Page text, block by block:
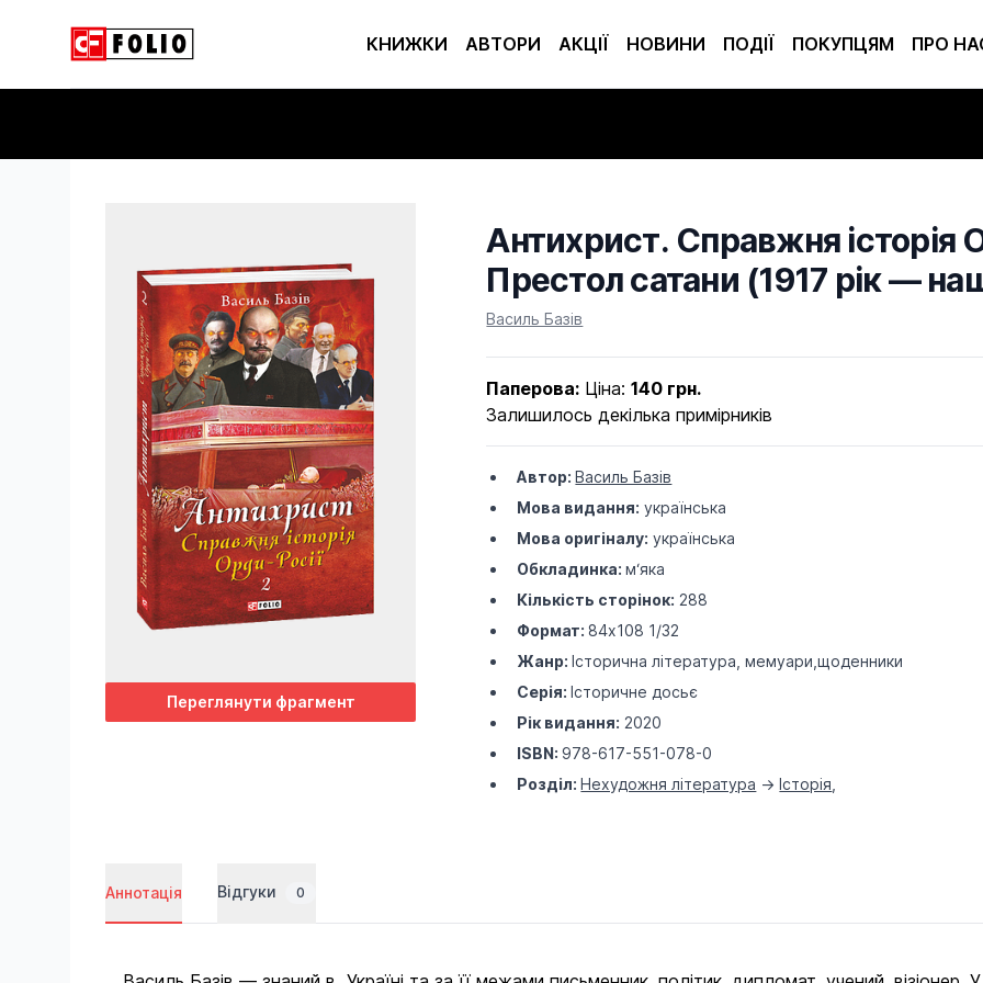
КНИЖКИ АВТОРИ АКЦІЇ НОВИНИ ПОДІЇ ПОКУПЦЯМ ПРО
Переглянути фрагмент
Антихрист. Справжня історія
Престол сатани (1917 рік —
Product information
Василь Базів
Паперова: Ціна:140 грн.
Залишилось декілька примірників
Автор:Василь Базів
Мова видання: українська
Мова оригіналу: українська
Обкладинка:м‘яка
Кількість сторінок: 288
Формат:84х108 1/32
Жанр:Історична література, мемуари,щоденники
Серія:Історичне досьє
Рік видання: 2020
ISBN:978-617-551-078-0
Розділ:Нехудожня література ->Історія
Аннотація Відгуки 0